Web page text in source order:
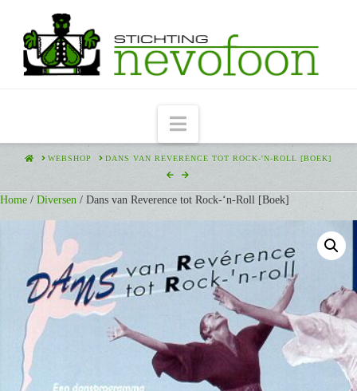
Navigation
HOMEWEBSHOP DANS VAN REVERENCE TOT ROCK-'N-ROLL [BOEK]
Home / Diversen / Dans van Reverence tot Rock-‘n-Roll [Boek]